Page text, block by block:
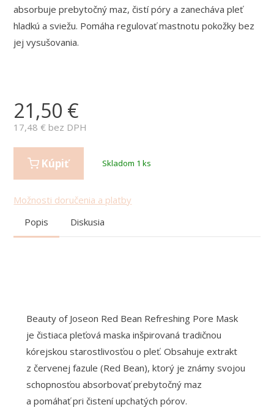
absorbuje prebytočný maz, čistí póry a zanecháva pleť
hladkú a sviežu. Pomáha regulovať mastnotu pokožky bez
jej vysušovania.
21,50 €
17,48 € bez DPH
Kúpiť Skladom 1 ks
Možnosti doručenia a platby
Popis
Diskusia
Beauty of Joseon Red Bean Refreshing Pore Mask
je čistiaca pleťová maska inšpirovaná tradičnou
kórejskou starostlivosťou o pleť. Obsahuje extrakt
z červenej fazule (Red Bean), ktorý je známy svojou
schopnosťou absorbovať prebytočný maz
a pomáhať pri čistení upchatých pórov.